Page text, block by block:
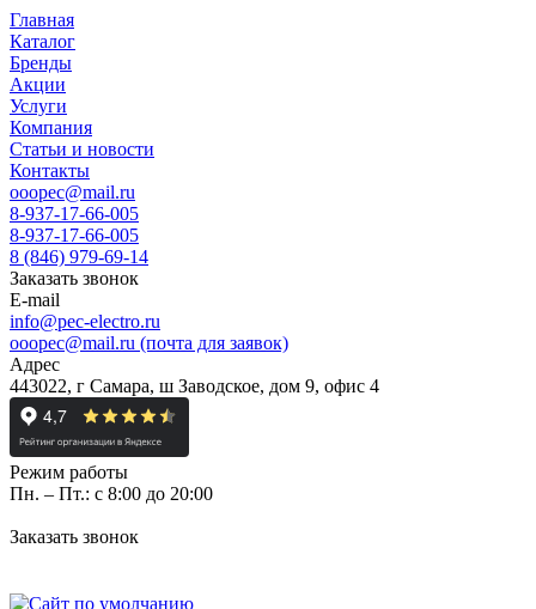
Главная
Каталог
Бренды
Акции
Услуги
Компания
Статьи и новости
Контакты
ooopec@mail.ru
8-937-17-66-005
8-937-17-66-005
8 (846) 979-69-14
Заказать звонок
E-mail
info@pec-electro.ru
ooopec@mail.ru (почта для заявок)
Адрес
443022, г Самара, ш Заводское, дом 9, офис 4
Режим работы
Пн. – Пт.: с 8:00 до 20:00
Заказать звонок